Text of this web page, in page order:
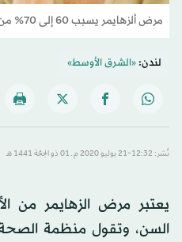
مرض ألزهايمر يسبب 60 إلى 70٪ من حالات الخرف حول العالم (رويترز)
لندن:«الشرق الأوسط»
نُشر: 12:32-21 يوليو 2020 م ـ 01 ذو الحِجّة 1441 هـ
يعتبر مرض الزهايمر من
السن، وتقول منظمة